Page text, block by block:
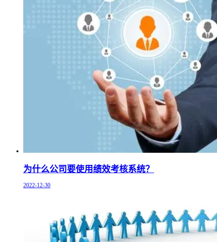
为什么公司要使用绩效考核系统？
2022-12-30